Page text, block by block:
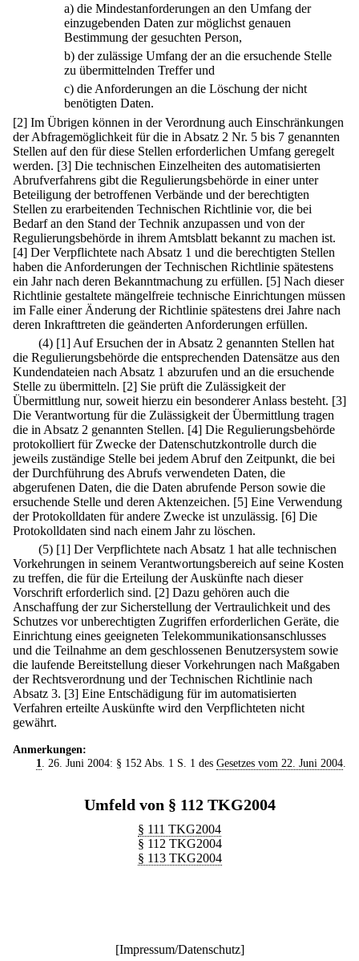
a) die Mindestanforderungen an den Umfang der
einzugebenden Daten zur möglichst genauen
Bestimmung der gesuchten Person,
b) der zulässige Umfang der an die ersuchende Stelle
zu übermittelnden Treffer und
c) die Anforderungen an die Löschung der nicht
benötigten Daten.
[2] Im Übrigen können in der Verordnung auch Einschränkungen
der Abfragemöglichkeit für die in Absatz 2 Nr. 5 bis 7 genannten
Stellen auf den für diese Stellen erforderlichen Umfang geregelt
werden. [3] Die technischen Einzelheiten des automatisierten
Abrufverfahrens gibt die Regulierungsbehörde in einer unter
Beteiligung der betroffenen Verbände und der berechtigten
Stellen zu erarbeitenden Technischen Richtlinie vor, die bei
Bedarf an den Stand der Technik anzupassen und von der
Regulierungsbehörde in ihrem Amtsblatt bekannt zu machen ist.
[4] Der Verpflichtete nach Absatz 1 und die berechtigten Stellen
haben die Anforderungen der Technischen Richtlinie spätestens
ein Jahr nach deren Bekanntmachung zu erfüllen. [5] Nach dieser
Richtlinie gestaltete mängelfreie technische Einrichtungen müssen
im Falle einer Änderung der Richtlinie spätestens drei Jahre nach
deren Inkrafttreten die geänderten Anforderungen erfüllen.
(4) [1] Auf Ersuchen der in Absatz 2 genannten Stellen hat
die Regulierungsbehörde die entsprechenden Datensätze aus den
Kundendateien nach Absatz 1 abzurufen und an die ersuchende
Stelle zu übermitteln. [2] Sie prüft die Zulässigkeit der
Übermittlung nur, soweit hierzu ein besonderer Anlass besteht. [3]
Die Verantwortung für die Zulässigkeit der Übermittlung tragen
die in Absatz 2 genannten Stellen. [4] Die Regulierungsbehörde
protokolliert für Zwecke der Datenschutzkontrolle durch die
jeweils zuständige Stelle bei jedem Abruf den Zeitpunkt, die bei
der Durchführung des Abrufs verwendeten Daten, die
abgerufenen Daten, die die Daten abrufende Person sowie die
ersuchende Stelle und deren Aktenzeichen. [5] Eine Verwendung
der Protokolldaten für andere Zwecke ist unzulässig. [6] Die
Protokolldaten sind nach einem Jahr zu löschen.
(5) [1] Der Verpflichtete nach Absatz 1 hat alle technischen
Vorkehrungen in seinem Verantwortungsbereich auf seine Kosten
zu treffen, die für die Erteilung der Auskünfte nach dieser
Vorschrift erforderlich sind. [2] Dazu gehören auch die
Anschaffung der zur Sicherstellung der Vertraulichkeit und des
Schutzes vor unberechtigten Zugriffen erforderlichen Geräte, die
Einrichtung eines geeigneten Telekommunikationsanschlusses
und die Teilnahme an dem geschlossenen Benutzersystem sowie
die laufende Bereitstellung dieser Vorkehrungen nach Maßgaben
der Rechtsverordnung und der Technischen Richtlinie nach
Absatz 3. [3] Eine Entschädigung für im automatisierten
Verfahren erteilte Auskünfte wird den Verpflichteten nicht
gewährt.
Anmerkungen:
1
. 26. Juni 2004: § 152 Abs. 1 S. 1 des Gesetzes vom 22. Juni 2004.
Umfeld von § 112 TKG2004
§ 111 TKG2004
§ 112 TKG2004
§ 113 TKG2004
[Impressum/Datenschutz]